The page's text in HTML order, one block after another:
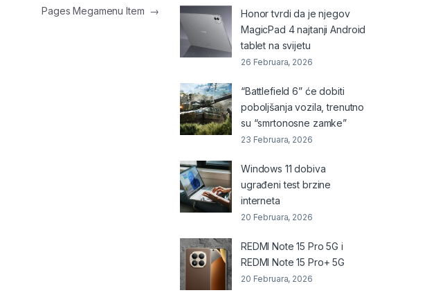
Pages Megamenu Item →
Honor tvrdi da je njegov
MagicPad 4 najtanji Android
tablet na svijetu
26 Februara, 2026
“Battlefield 6” će dobiti
poboljšanja vozila, trenutno
su “smrtonosne zamke”
23 Februara, 2026
Windows 11 dobiva
ugrađeni test brzine
interneta
20 Februara, 2026
REDMI Note 15 Pro 5G i
REDMI Note 15 Pro+ 5G
20 Februara, 2026